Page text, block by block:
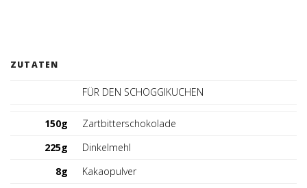
ZUTATEN
FÜR DEN SCHOGGIKUCHEN
150g
Zartbitterschokolade
225g
Dinkelmehl
8g
Kakaopulver